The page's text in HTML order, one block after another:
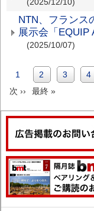
NTN、フランス
展示会「EQUIP
(2025/10/07)
ペ
送
り
カ
レ
ペ
ー
ジ
1 Page
2 Page
3 4
次
ジ
次 ››
最
ー
ジ
最終 »